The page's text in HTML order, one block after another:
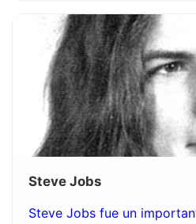
Steve Jobs
Steve Jobs fue un